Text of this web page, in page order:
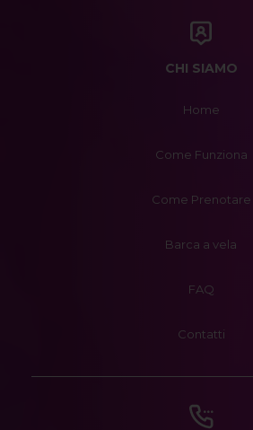
CHI SIAMO
Home
Come Funziona
Come Prenotare
Barca a vela
FAQ
Contatti